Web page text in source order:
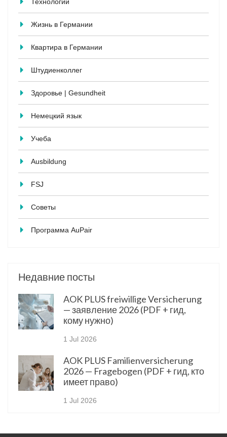
Жизнь в Германии
Квартира в Германии
Штудиенколлег
Здоровье | Gesundheit
Немецкий язык
Учеба
Ausbildung
FSJ
Советы
Программа AuPair
Недавние посты
AOK PLUS freiwillige Versicherung
— заявление 2026 (PDF + гид,
кому нужно)
1 Jul 2026
AOK PLUS Familienversicherung
2026 — Fragebogen (PDF + гид, кто
имеет право)
1 Jul 2026